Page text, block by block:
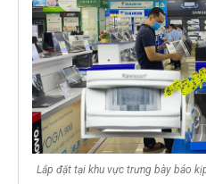
Lắp đặt tại khu vực trưng bày báo